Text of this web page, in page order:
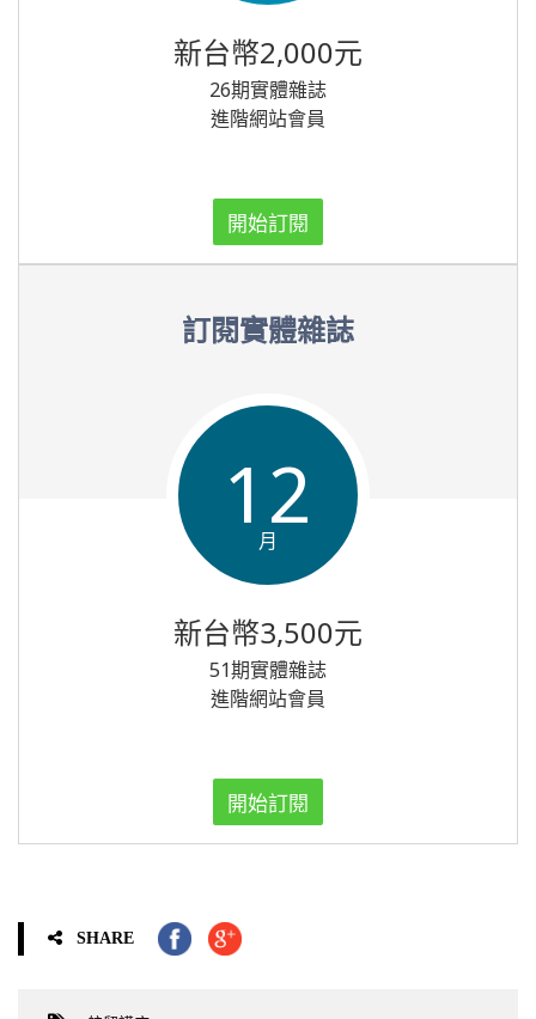
新台幣2,000元
26期實體雜誌
進階網站會員
開始訂閱
訂閱實體雜誌
12
月
新台幣3,500元
51期實體雜誌
進階網站會員
開始訂閱
SHARE